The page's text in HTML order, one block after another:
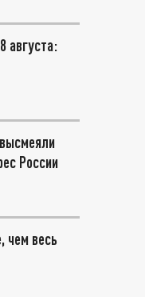
августа:
России
чем весь